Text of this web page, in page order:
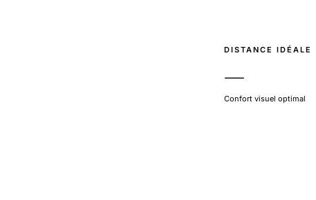
DISTANCE IDÉALE
—
Confort visuel optimal